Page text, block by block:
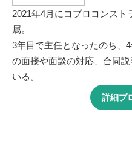
2021年4月にコプロコンス
属。
3年目で主任となったのち、
の面接や面談の対応、合同
いる。
詳細プ